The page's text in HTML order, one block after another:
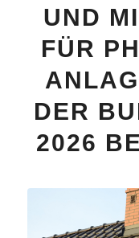
UND
FÜR
DER
2026